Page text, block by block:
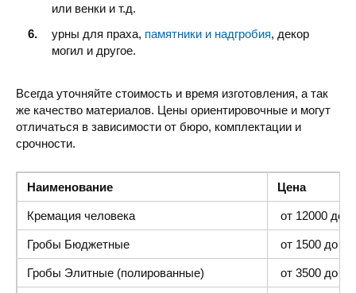
или венки и т.д.
урны для праха, памятники и надгробия, декор
могил и другое.
Всегда уточняйте стоимость и время изготовления, а так
же качество материалов. Цены ориентировочные и могут
отличаться в зависимости от бюро, комплектации и
срочности.
Наименование Цена
Кремация человека от 12000 до
Гробы Бюджетные от 1500 до
Гробы Элитные (полированные) от 3500 до